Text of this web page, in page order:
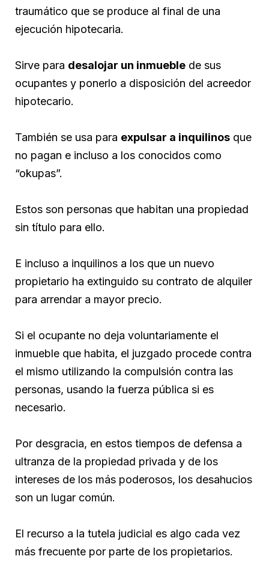
traumático que se produce al final de una
ejecución hipotecaria.
Sirve para desalojar un inmueble de sus
ocupantes y ponerlo a disposición del acreedor
hipotecario.
También se usa para expulsar a inquilinos que
no pagan e incluso a los conocidos como
“okupas”.
Estos son personas que habitan una propiedad
sin título para ello.
E incluso a inquilinos a los que un nuevo
propietario ha extinguido su contrato de alquiler
para arrendar a mayor precio.
Si el ocupante no deja voluntariamente el
inmueble que habita, el juzgado procede contra
el mismo utilizando la compulsión contra las
personas, usando la fuerza pública si es
necesario.
Por desgracia, en estos tiempos de defensa a
ultranza de la propiedad privada y de los
intereses de los más poderosos, los desahucios
son un lugar común.
El recurso a la tutela judicial es algo cada vez
más frecuente por parte de los propietarios.